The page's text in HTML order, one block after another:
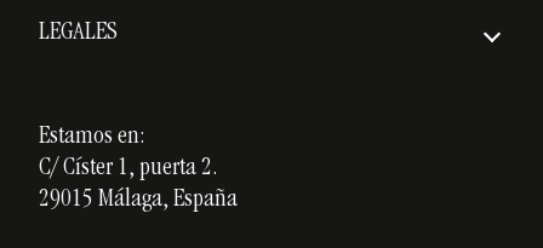
Gastos de envío
Cerámica personalizada
Opiniones
LEGALES
Política de Privacidad
Política de Cookies
Estamos en:
C/ Císter 1, puerta 2.
29015 Málaga, España